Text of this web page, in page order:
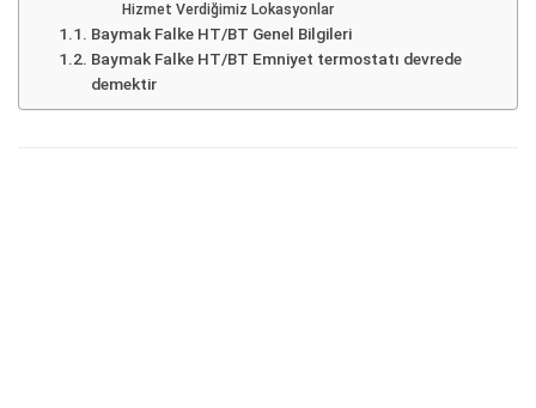
Hizmet Verdiğimiz Lokasyonlar
Baymak Falke HT/BT Genel Bilgileri
Baymak Falke HT/BT Emniyet termostatı devrede
demektir